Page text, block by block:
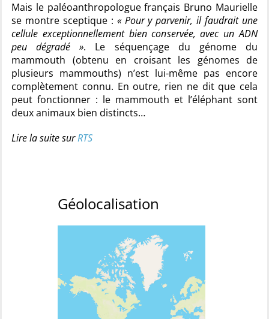
Mais le paléoanthropologue français Bruno Maurielle
se montre sceptique : « Pour y parvenir, il faudrait une
cellule exceptionnellement bien conservée, avec un ADN
peu dégradé ». Le séquençage du génome du
mammouth (obtenu en croisant les génomes de
plusieurs mammouths) n’est lui-même pas encore
complètement connu. En outre, rien ne dit que cela
peut fonctionner : le mammouth et l’éléphant sont
deux animaux bien distincts…
Lire la suite surRTS
Géolocalisation